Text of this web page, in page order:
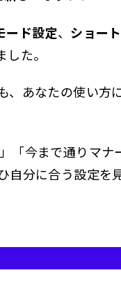
ード設定、 ショー
た。
、あなたの使い方
「今まで通りマ
分に合う設定を
いポイント